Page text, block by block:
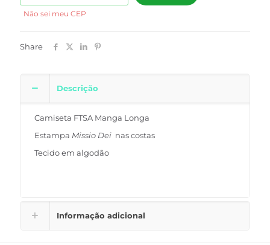
Não sei meu CEP
Share
Descrição
Camiseta FTSA Manga Longa
Estampa Missio Dei nas costas
Tecido em algodão
Informação adicional